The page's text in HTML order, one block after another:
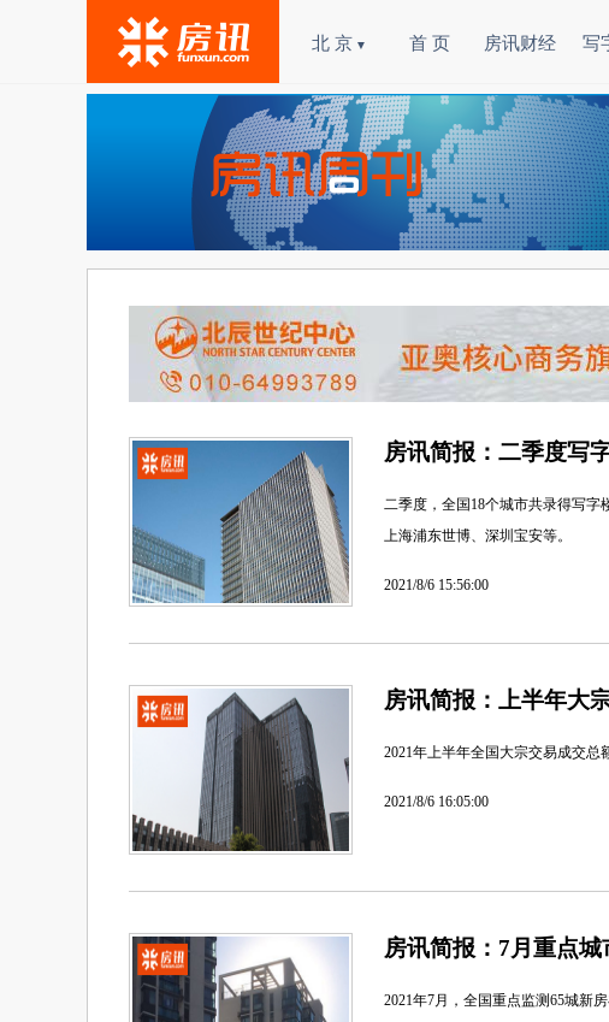
北 京 ▼ 首 页 房讯财经 写
房讯简报：二季度写
二季度，全国18个城市共录得写字
上海浦东世博、深圳宝安等。
2021/8/6 15:56:00
房讯简报：上半年大
2021年上半年全国大宗交易成交总
2021/8/6 16:05:00
房讯简报：7月重点
2021年7月，全国重点监测65城新